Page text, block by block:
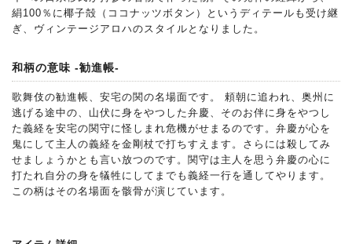
絹100％に椰子殻（ココナッツボタン）というディテールも受け継
ぎ、ヴィンテージアロハのスタイルとなりました。
和柄の意味 -勧進帳-
歌舞伎の勧進帳、安宅の関の名場面です。 頼朝に追われ、奥州に
逃げる途中の、山伏に身をやつした弁慶、そのお伴に身をやつし
た義経を安宅の関守に怪しまれ危機がせまるのです。弁慶が心を
鬼にして主人の義経を金剛杖で打ちすえます。さらには殺してみ
せましょうかとも言い放つのです。関守は主人を思う弁慶の心に
打たれ自分の身を犠牲にしてまでも義経一行を通してやります。
この柄はその名場面を骸骨が演じています。